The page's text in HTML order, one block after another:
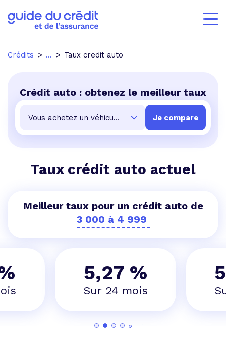
Crédits ... Taux credit auto
Crédit auto : obtenez le meilleur taux
Taux crédit auto actuel
Meilleur taux pour un crédit auto de
5,27 %
Sur 24 mois